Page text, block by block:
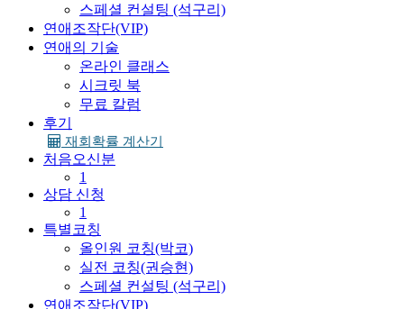
스페셜 컨설팅 (석구리)
연애조작단(VIP)
연애의 기술
온라인 클래스
시크릿 북
무료 칼럼
후기
재회확률 계산기
처음오신분
1
상담 신청
1
특별코칭
올인원 코칭(박코)
실전 코칭(권승현)
스페셜 컨설팅 (석구리)
연애조작단(VIP)